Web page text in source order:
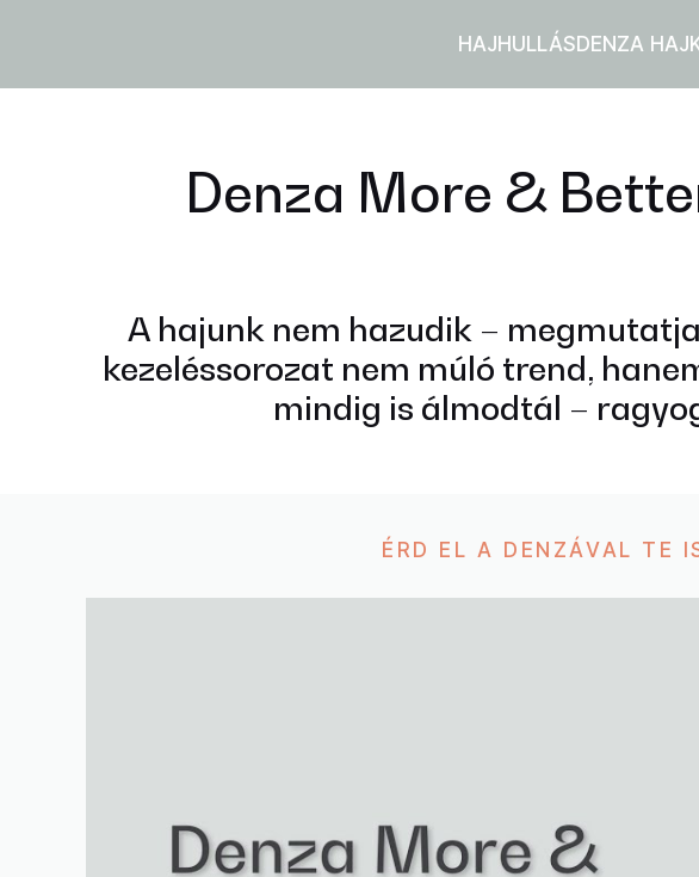
HAJHULLÁS DENZA
Denza More &
A hajunk nem hazudik –
kezeléssorozat nem múló trend,
mindig is álmodtál –
ÉRD EL A DENZÁVAL TE